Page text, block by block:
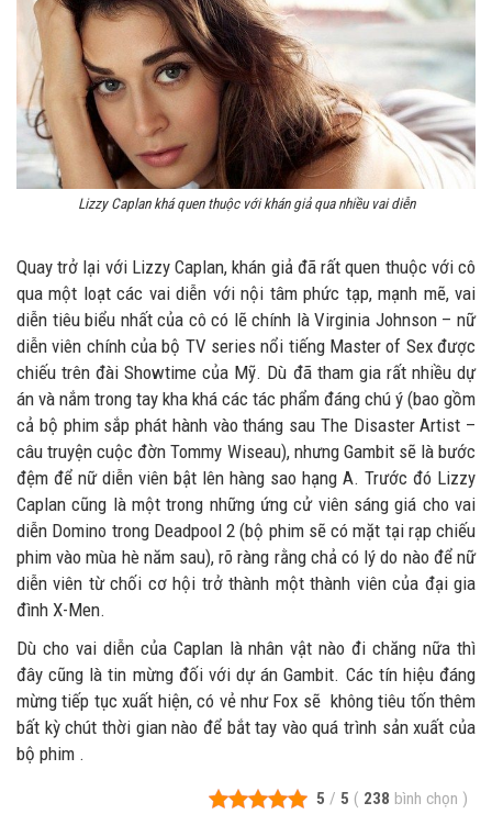
Lizzy Caplan khá quen thuộc với khán giả qua nhiều vai diễn
Quay trở lại với Lizzy Caplan, khán giả đã rất quen thuộc với cô
qua một loạt các vai diễn với nội tâm phức tạp, mạnh mẽ, vai
diễn tiêu biểu nhất của cô có lẽ chính là Virginia Johnson – nữ
diễn viên chính của bộ TV series nổi tiếng Master of Sex được
chiếu trên đài Showtime của Mỹ. Dù đã tham gia rất nhiều dự
án và nắm trong tay kha khá các tác phẩm đáng chú ý (bao gồm
cả bộ phim sắp phát hành vào tháng sau The Disaster Artist –
câu truyện cuộc đờn Tommy Wiseau), nhưng Gambit sẽ là bước
đệm để nữ diễn viên bật lên hàng sao hạng A. Trước đó Lizzy
Caplan cũng là một trong những ứng cử viên sáng giá cho vai
diễn Domino trong Deadpool 2 (bộ phim sẽ có mặt tại rạp chiếu
phim vào mùa hè năm sau), rõ ràng rằng chả có lý do nào để nữ
diễn viên từ chối cơ hội trở thành một thành viên của đại gia
đình X-Men.
Dù cho vai diễn của Caplan là nhân vật nào đi chăng nữa thì
đây cũng là tin mừng đối với dự án Gambit. Các tín hiệu đáng
mừng tiếp tục xuất hiện, có vẻ như Fox sẽ không tiêu tốn thêm
bất kỳ chút thời gian nào để bắt tay vào quá trình sản xuất của
bộ phim .
5 / 5 ( 238 bình chọn )